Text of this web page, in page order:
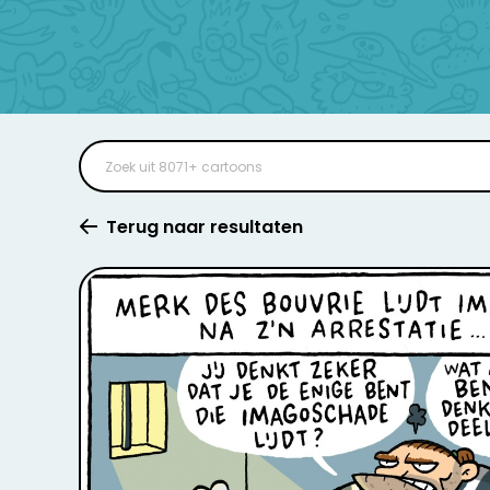
Terug naar resultaten